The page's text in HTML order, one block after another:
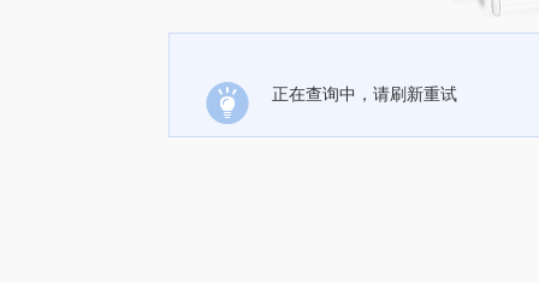
正在查询中，请刷新重试